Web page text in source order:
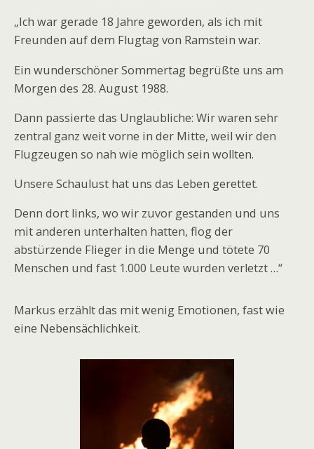
„Ich war gerade 18 Jahre geworden, als ich mit
Freunden auf dem Flugtag von Ramstein war.
Ein wunderschöner Sommertag begrüßte uns am
Morgen des 28. August 1988.
Dann passierte das Unglaubliche: Wir waren sehr
zentral ganz weit vorne in der Mitte, weil wir den
Flugzeugen so nah wie möglich sein wollten.
Unsere Schaulust hat uns das Leben gerettet.
Denn dort links, wo wir zuvor gestanden und uns
mit anderen unterhalten hatten, flog der
abstürzende Flieger in die Menge und tötete 70
Menschen und fast 1.000 Leute wurden verletzt …“
Markus erzählt das mit wenig Emotionen, fast wie
eine Nebensächlichkeit.